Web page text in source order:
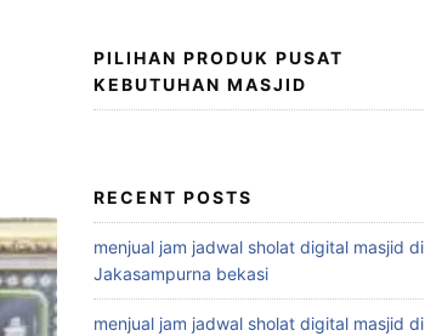
PILIHAN PRODUK PUSAT
KEBUTUHAN MASJID
RECENT POSTS
menjual jam jadwal sholat digital masjid di
Jakasampurna bekasi
menjual jam jadwal sholat digital masjid di